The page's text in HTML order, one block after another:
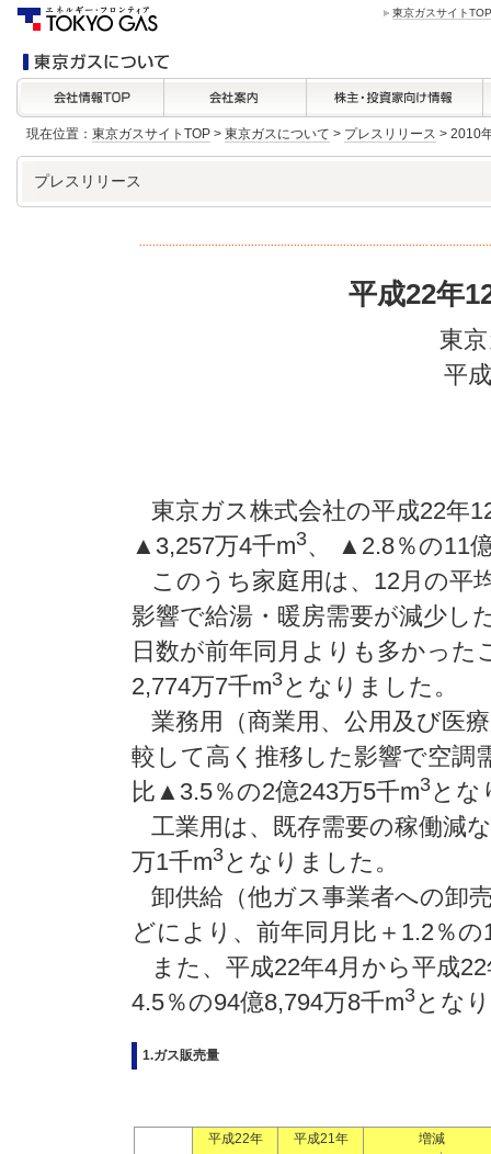
東京ガスサイトTOP
現在位置： 東京ガスサイトTOP > 東京ガスについて > プレスリリース > 2010
プレスリリース
平成22年
東
平
東京ガス株式会社の平成22年
▲3,257万4千m3、 ▲2.8％の11
このうち家庭用は、12月の平
影響で給湯・暖房需要が減少し
日数が前年同月よりも多かった
2,774万7千m3となりました。
業務用（商業用、公用及び医
較して高く推移した影響で空調
比▲3.5％の2億243万5千m3とな
工業用は、既存需要の稼働減
万1千m3となりました。
卸供給（他ガス事業者への卸
どにより、前年同月比＋1.2％の
また、平成22年4月から平成
4.5％の94億8,794万8千m3とな
1.ガス販売量
平成22年 平成21年
増減